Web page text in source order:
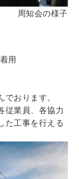
周知会の様子
用
おります。
従業員、各協力
た工事を行える